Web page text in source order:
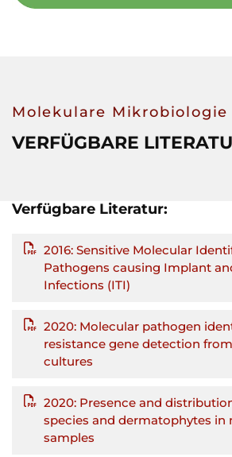
Molekulare
VERFÜGBARE
Verfügbare Literatur:
2016: Sensitive Molecular
Pathogens causing Implant
Infections (ITI)
2020: Molecular pathogen
resistance gene detection
cultures
2020: Presence and
species and dermatophytes in
samples